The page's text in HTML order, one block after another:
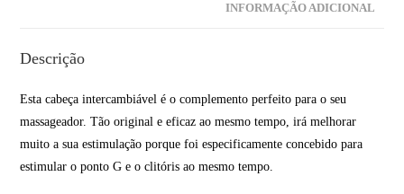
INFORMAÇÃO ADICIONAL
Descrição
Esta cabeça intercambiável é o complemento perfeito para o seu
massageador. Tão original e eficaz ao mesmo tempo, irá melhorar
muito a sua estimulação porque foi especificamente concebido para
estimular o ponto G e o clitóris ao mesmo tempo.